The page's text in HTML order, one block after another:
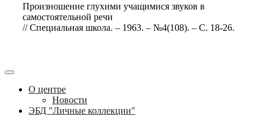
Произношение глухими учащимися звуков в
самостоятельной речи
// Специальная школа. – 1963. – №4(108). – С. 18-26.
О центре
Новости
ЭБД "Личные коллекции"